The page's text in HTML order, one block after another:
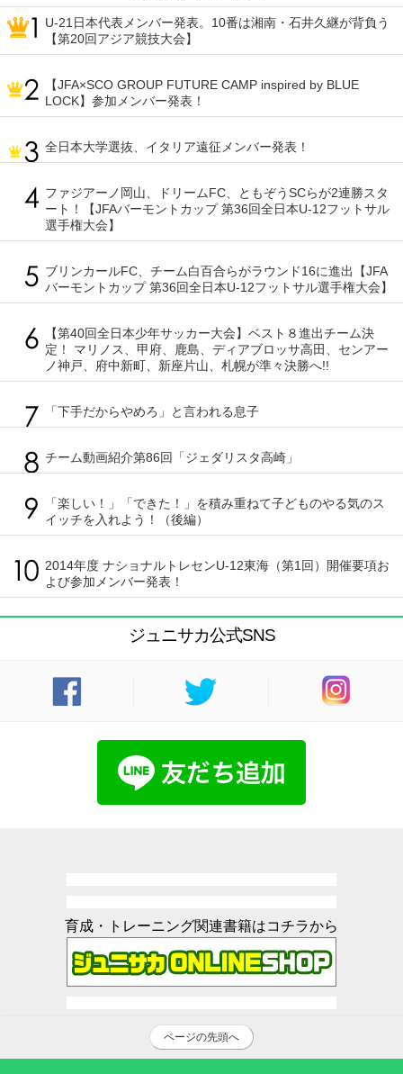
U-21日本代表メンバー発表。10番は湘南・石井久継が背負う
【第20回アジア競技大会】
【JFA×SCO GROUP FUTURE CAMP inspired by BLUE
LOCK】参加メンバー発表！
全日本大学選抜、イタリア遠征メンバー発表！
ファジアーノ岡山、ドリームFC、ともぞうSCらが2連勝スタ
ート！【JFAバーモントカップ 第36回全日本U-12フットサル
選手権大会】
ブリンカールFC、チーム白百合らがラウンド16に進出【JFA
バーモントカップ 第36回全日本U-12フットサル選手権大会】
【第40回全日本少年サッカー大会】ベスト８進出チーム決
定！ マリノス、甲府、鹿島、ディアブロッサ高田、センアー
ノ神戸、府中新町、新座片山、札幌が準々決勝へ!!
「下手だからやめろ」と言われる息子
チーム動画紹介第86回「ジェダリスタ高崎」
「楽しい！」「できた！」を積み重ねて子どものやる気のス
イッチを入れよう！（後編）
2014年度 ナショナルトレセンU-12東海（第1回）開催要項お
よび参加メンバー発表！
ジュニサカ公式SNS
育成・トレーニング関連書籍はコチラから
ページの先頭へ